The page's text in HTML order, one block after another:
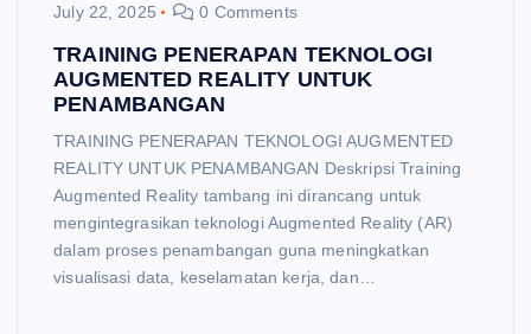
July 22, 2025
0 Comments
TRAINING PENERAPAN TEKNOLOGI
AUGMENTED REALITY UNTUK
PENAMBANGAN
TRAINING PENERAPAN TEKNOLOGI AUGMENTED
REALITY UNTUK PENAMBANGAN Deskripsi Training
Augmented Reality tambang ini dirancang untuk
mengintegrasikan teknologi Augmented Reality (AR)
dalam proses penambangan guna meningkatkan
visualisasi data, keselamatan kerja, dan…